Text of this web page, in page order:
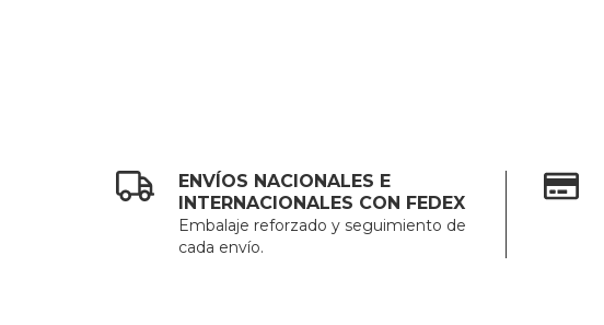
ENVÍOS NACIONALES E
INTERNACIONALES CON FEDEX
Embalaje reforzado y seguimiento de
cada envío.